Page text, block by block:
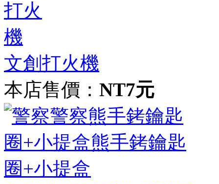
文創打火機
本店售價： NT7元